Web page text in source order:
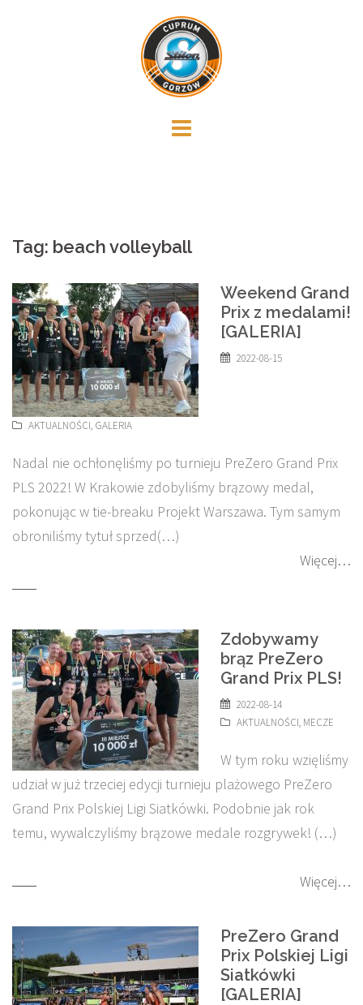
Tag: beach volleyball
Weekend Grand
Prix z medalami!
[GALERIA]
2022-08-15
AKTUALNOŚCI, GALERIA
Nadal nie ochłonęliśmy po turnieju PreZero Grand Prix
PLS 2022! W Krakowie zdobyliśmy brązowy medal,
pokonując w tie-breaku Projekt Warszawa. Tym samym
obroniliśmy tytuł sprzed(…)
Więcej…
Zdobywamy
brąz PreZero
Grand Prix PLS!
2022-08-14
AKTUALNOŚCI, MECZE
W tym roku wzięliśmy
udział w już trzeciej edycji turnieju plażowego PreZero
Grand Prix Polskiej Ligi Siatkówki. Podobnie jak rok
temu, wywalczyliśmy brązowe medale rozgrywek! (…)
Więcej…
PreZero Grand
Prix Polskiej Ligi
Siatkówki
[GALERIA]